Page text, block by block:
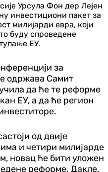
Урсула Фон дер Лејен
инвестициони пакет за
милијарди евра, који
буду спроведене
ЕУ.
за
одржава Самит
да ће те реформе
ЕУ, а да ће регион
од двије
и четири милијарде
новац ће бити уложен
реформе. Дакле,